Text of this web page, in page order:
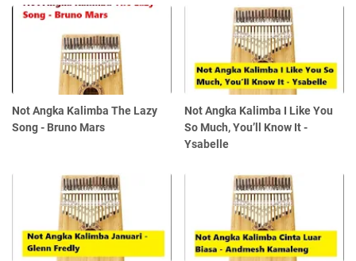
Not Angka Kalimba The Lazy
Song - Bruno Mars
Not Angka Kalimba I Like You
So Much, You’ll Know It -
Ysabelle